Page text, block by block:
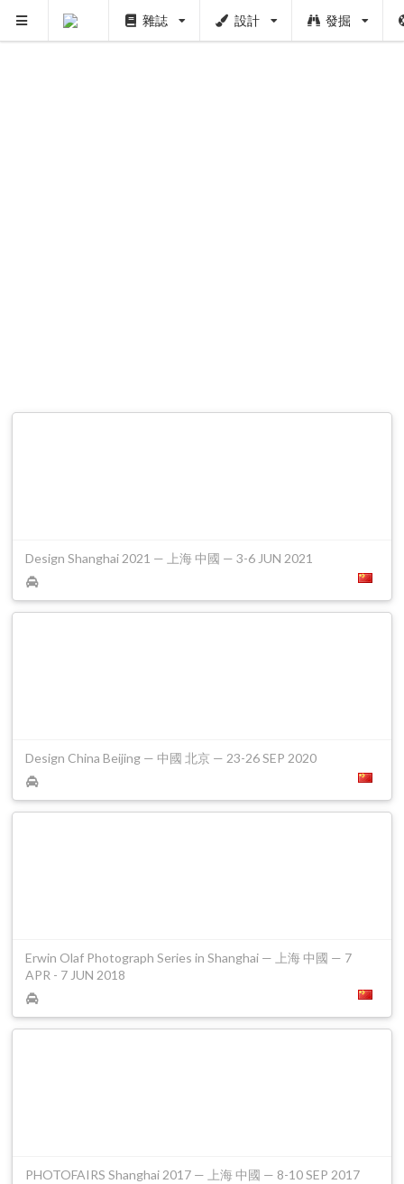
雜誌 設計 發掘
Design Shanghai 2021 — 上海 中國 — 3-6 JUN 2021
Design China Beijing — 中國 北京 — 23-26 SEP 2020
Erwin Olaf Photograph Series in Shanghai — 上海 中國 — 7
APR - 7 JUN 2018
PHOTOFAIRS Shanghai 2017 — 上海 中國 — 8-10 SEP 2017